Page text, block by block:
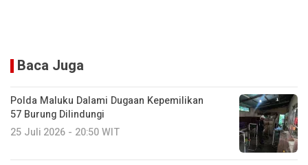
Baca Juga
Polda Maluku Dalami Dugaan Kepemilikan
57 Burung Dilindungi
25 Juli 2026 - 20:50 WIT